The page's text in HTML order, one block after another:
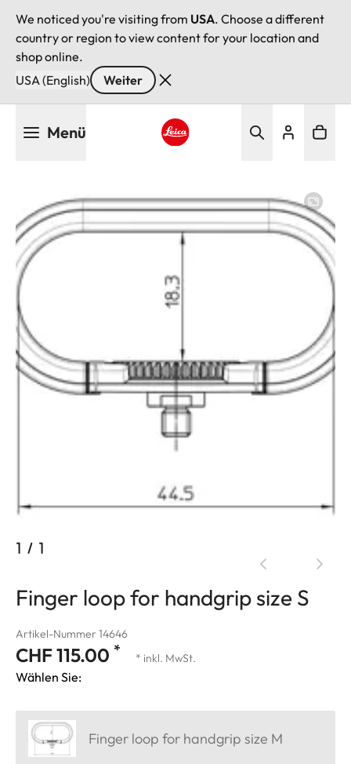
We noticed you're visiting from USA. Choose a different
country or region to view content for your location and
shop online.
USA (English)
Weiter
Menü
1 / 1
Finger loop for handgrip size S
Artikel-Nummer 14646
CHF 115.00 * * inkl. MwSt.
Wählen Sie:
Finger loop for handgrip size M